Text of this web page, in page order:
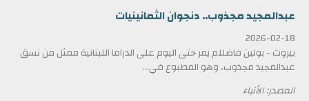
عبدالمجيد مجذوب.. دنجوان الثمانينيات
2026-02-18
بيروت - بولين فاضللم يمر حتى اليوم على الدراما اللبنانية ممثل من نسق
عبدالمجيد مجذوب، وهو المطبوع في...
المصدر: الأنباء